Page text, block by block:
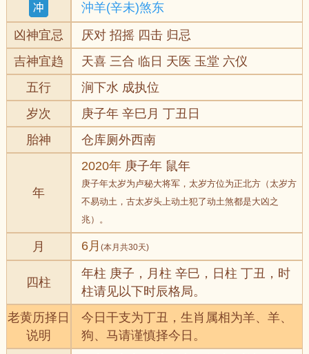
沖羊(辛未)煞东
凶神宜忌
厌对 招摇 四击 归忌
吉神宜趋
天喜 三合 临日 天医 玉堂 六仪
五行
涧下水 成执位
岁次
庚子年 辛巳月 丁丑日
胎神
仓库厕外西南
年
2020年 庚子年 鼠年
庚子年太岁为卢秘大将军，太岁方位为正北方（太岁方
不易动土，古太岁头上动土犯了动土煞都是大凶之
兆）。
月 6月(本月共30天)
四柱
年柱 庚子，月柱 辛巳，日柱 丁丑，时
柱请见以下时辰格局。
老黄历择日
说明
今日干支为丁丑，生肖属相为羊、羊、
狗、马请谨慎择今日。